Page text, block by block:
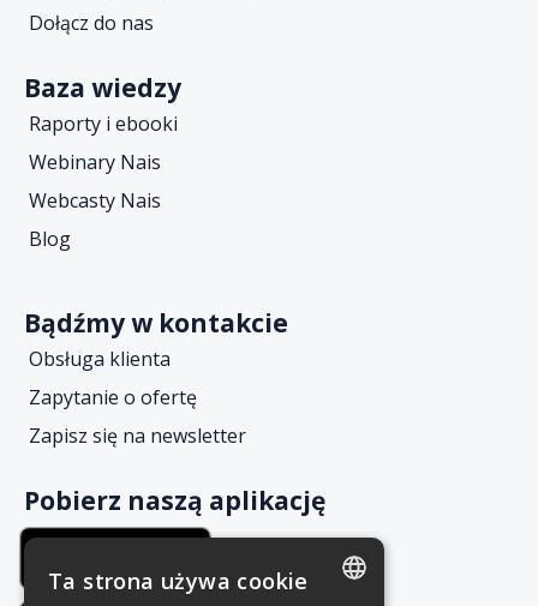
Dołącz do nas
Baza wiedzy
Raporty i ebooki
Webinary Nais
Webcasty Nais
Blog
Bądźmy w kontakcie
Obsługa klienta
Zapytanie o ofertę
Zapisz się na newsletter
Pobierz naszą aplikację
Ta strona używa cookie